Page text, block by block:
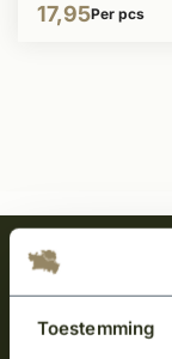
Toestemming
17,95Per pcs
Meld je aan
over onze
Aanmelden voor